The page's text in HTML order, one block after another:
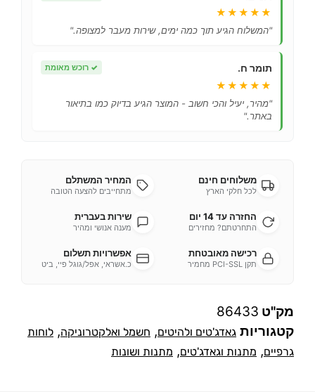
★★★★★
"המשלוח הגיע תוך כמה ימים, שירות מעבר למצופה."
תומר ח. ✓ רוכש מאומת
★★★★★
"מהיר, יעיל והכי חשוב - המוצר הגיע בדיוק כמו בתיאור
באתר."
משלוחים חינם
לכל חלקי הארץ
המחיר המשתלם
מתחייבים להצעה הטובה
החזרה עד 14 יום
התחרטתם? מחזירים
שירות בעברית
מענה אנושי ומהיר
רכישה מאובטחת
תקן PCI-SSL מחמיר
אפשרויות תשלום
כ.אשראי, אפל/גוגל פיי, ביט
מק"ט 86433
קטגוריות גאדג'טים ולהיטים, חשמל ואלקטרוניקה, לוחות
גרפיים, מתנות וגאדג'טים, מתנות ושונות